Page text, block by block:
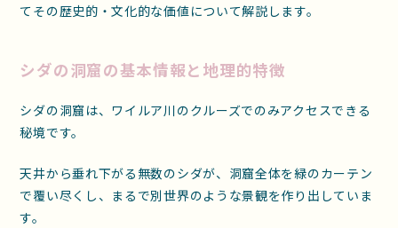
てその歴史的・文化的な価値について解説します。
シダの洞窟の基本情報と地理的特徴
シダの洞窟は、ワイルア川のクルーズでのみアクセスできる
秘境です。
天井から垂れ下がる無数のシダが、洞窟全体を緑のカーテン
で覆い尽くし、まるで別世界のような景観を作り出していま
す。